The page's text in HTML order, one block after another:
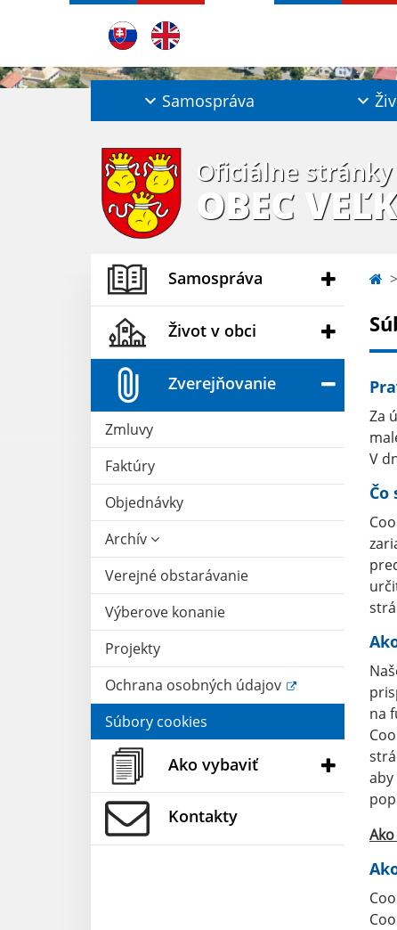
Samospráva
Oficiálne stránky
OBEC
Samospráva
Život v obci
Zverejňovanie
Zmluvy
Faktúry
Objednávky
Archív
Verejné obstarávanie
Výberove konanie
Projekty
Ochrana osobných údajov
Súbory cookies
Ako vybaviť
Kontakty
Za
V
Čo
na